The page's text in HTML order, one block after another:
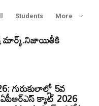
Students More
మార్క్.నిజాయితీకి
గురుకులాల్లో 5వ
క్యాట్‌ 2026